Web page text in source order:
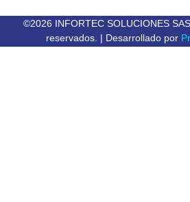
©2026 INFORTEC SOLUCIONES
reservados. | Desarrollado por